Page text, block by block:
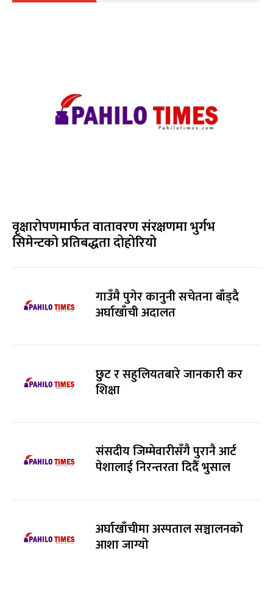
वृक्षारोपणमार्फत वातावरण संरक्षणमा भुर्गभ
सिमेन्टको प्रतिबद्धता दोहोरियो
गाउँमै पुगेर कानुनी सचेतना बाँड्दै
अर्घाखाँची अदालत
छुट र सहुलियतबारे जानकारी कर
शिक्षा
संसदीय जिम्मेवारीसँगै पुरानै आर्ट
पेशालाई निरन्तरता दिदैँ भुसाल
अर्घाखाँचीमा अस्पताल सञ्चालनको
आशा जाग्यो